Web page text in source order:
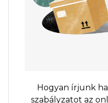
Hogyan írjunk
szabályzatot az